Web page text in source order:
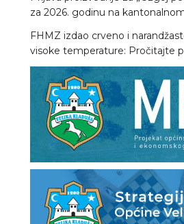
za 2026. godinu na
FHMZ izdao crveno i
visoke temperature: Pročitajte